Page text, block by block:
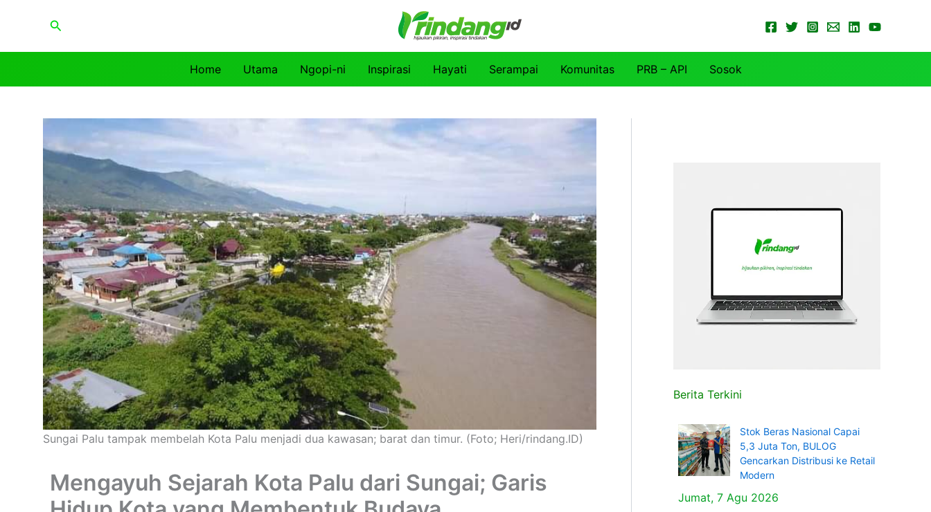
Cari
Home Utama Ngopi-ni Inspirasi Hayati Serampai Komunitas PRB – API Sosok
Sungai Palu tampak membelah Kota Palu menjadi dua kawasan; barat dan timur. (Foto; Heri/rindang.ID)
Mengayuh Sejarah Kota Palu dari Sungai; Garis
Berita Terkini
Stok Beras Nasional Capai
5,3 Juta Ton, BULOG
Gencarkan Distribusi ke Retail
Modern
Jumat, 7 Agu 2026